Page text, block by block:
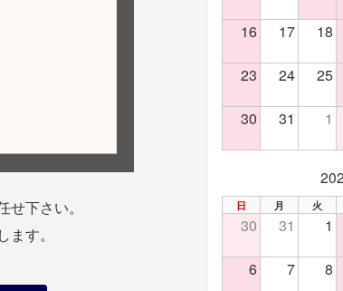
下さい。
す。
16 17 18
23 24 25
30 31 1
日 月 火
30 31 1
6 7 8